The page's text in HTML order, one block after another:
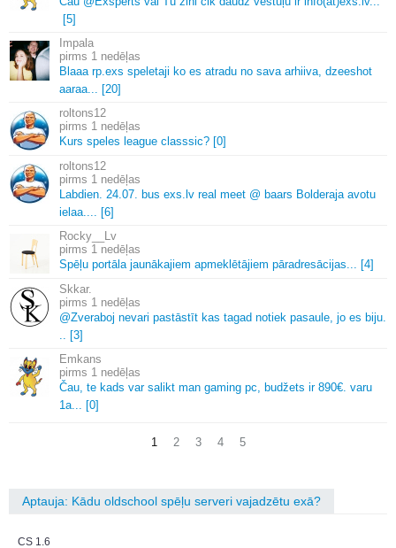
[5]
Impala
1 nedēļas
Blaaa rp. exs speletaji ko es atradu no sava arhiiva, dzeeshot
aaraa.
[20]
roltons12
1 nedēļas
Kurs speles league classsic? [0]
roltons12
1 nedēļas
Labdien. 24. 07. bus exs. lv real meet @ baars Bolderaja avotu
ielaa.
[6]
Rocky__Lv
1 nedēļas
Spēļu portāla jaunākajiem apmeklētājiem pāradresācijas.
[4]
Skkar.
1 nedēļas
@Zveraboj nevari pastāstīt kas tagad notiek pasaule, jo es biju.
[3]
Emkans
1 nedēļas
Čau, te kads var salikt man gaming pc, budžets ir 890€. varu
1a.
[0]
1 2 3 4 5
Aptauja: Kādu oldschool spēļu serveri vajadzētu exā?
CS 1.6